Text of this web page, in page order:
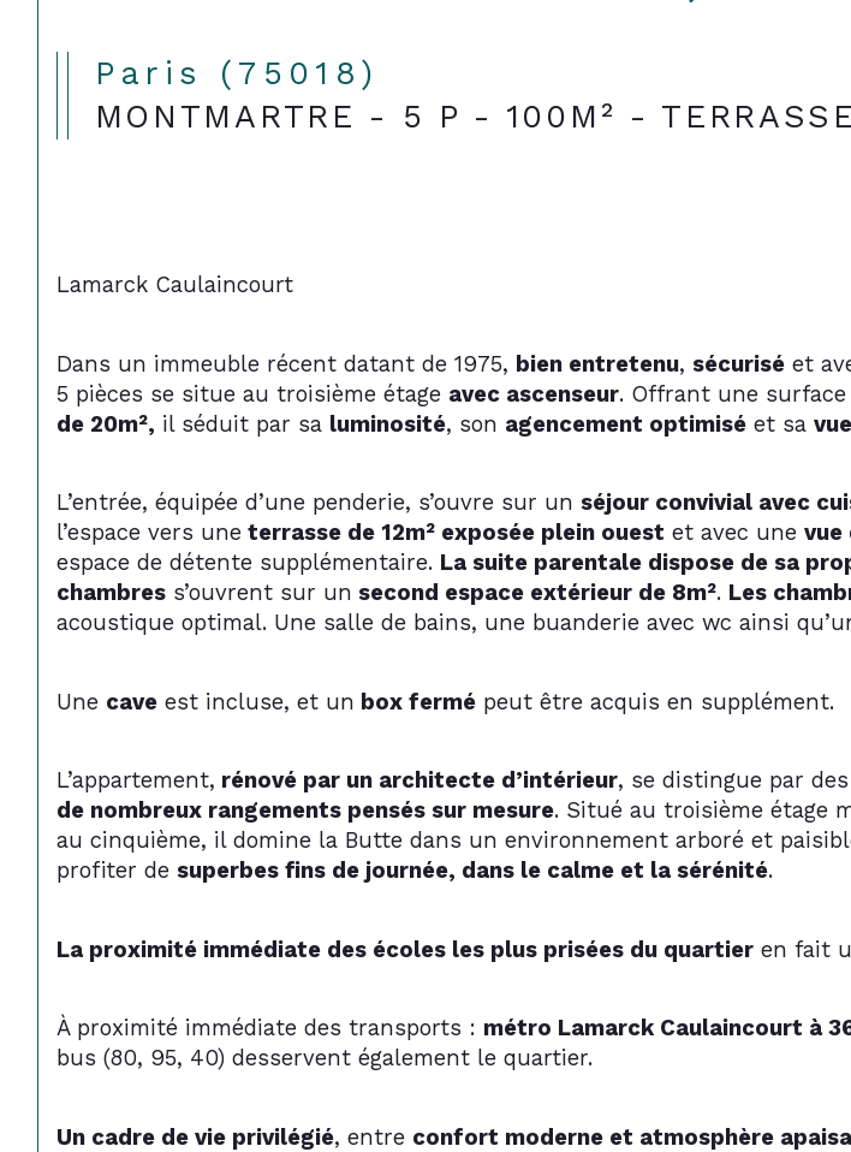
Paris (75018)
MONTMARTRE - 5 P - 100M² -
Lamarck Caulaincourt
Dans un immeuble récent datant de 1975, bien entretenu, sécurisé et
5 pièces se situe au troisième étage avec ascenseur. Offrant une surface
de 20m², il séduit par sa luminosité, son agencement optimisé et sa
L’entrée, équipée d’une penderie, s’ouvre sur un séjour convivial avec
l’espace vers une terrasse de 12m² exposée plein ouest et avec une vue
espace de détente supplémentaire. La suite parentale dispose de sa
chambres s’ouvrent sur un second espace extérieur de 8m². Les
acoustique optimal. Une salle de bains, une buanderie avec wc ainsi
Une cave est incluse, et un box fermé peut être acquis en supplément.
L’appartement, rénové par un architecte d’intérieur, se distingue par
de nombreux rangements pensés sur mesure. Situé au troisième étage
au cinquième, il domine la Butte dans un environnement arboré et
profiter de superbes fins de journée, dans le calme et la sérénité.
La proximité immédiate des écoles les plus prisées du quartier en fait
À proximité immédiate des transports : métro Lamarck Caulaincourt à
bus (80, 95, 40) desservent également le quartier.
Un cadre de vie privilégié, entre confort moderne et atmosphère